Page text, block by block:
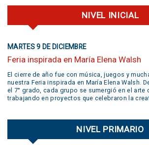
NIVEL INICIAL
MARTES 9 DE DICIEMBRE
Feria inspirada en María Elena Walsh
El cierre de año fue con música, juegos y
nuestra Feria inspirada en María Elena Walsh.
el 7° grado, cada grupo se sumergió en el arte
trabajando en proyectos que celebraron la
@jivers.swing por sumarse a cerrar la jornada
¡Gracias por el talento y la alegría que nos
AQUÍ
NIVEL PRIMARIO